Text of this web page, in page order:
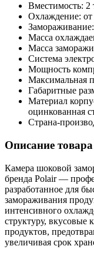
Вместимость: 2
Охлаждение:
Масса
Масса
Система
Мощность
Максимальная
Габаритные
Материал
оцинкованная
Страна-
Описание товара
Камера шоковой
бренда Polair —
разработанное для
замораживания
интенсивного
структуру, вкусовые
продуктов,
увеличивая срок